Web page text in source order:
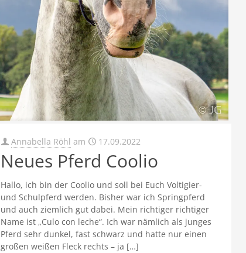
Annabella Röhl am 17.09.2022
Neues Pferd Coolio
Hallo, ich bin der Coolio und soll bei Euch Voltigier-
und Schulpferd werden. Bisher war ich Springpferd
und auch ziemlich gut dabei. Mein richtiger richtiger
Name ist „Culo con leche“. Ich war nämlich als junges
Pferd sehr dunkel, fast schwarz und hatte nur einen
großen weißen Fleck rechts – ja […]